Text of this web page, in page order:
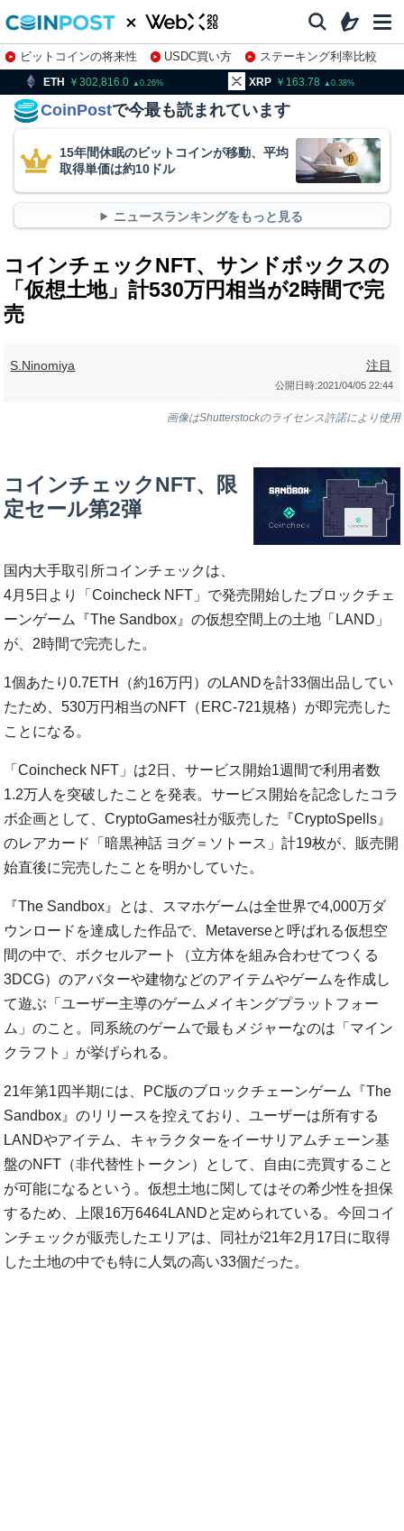
ビットコインの将来性 USDC買い方
ステーキング利率比較
株特集・関連銘柄
0.26 163.78 0.38
CoinPostで今最も読まれています
15年間休眠のビットコインが移動、平均
取得単価は約10ドル
ニュースランキングをもっと見る
コインチェックNFT、サンドボックスの
「仮想土地」計530万円相当が2時間で完
売
S.Ninomiya 注目
公開日時:2021/04/05 22:44
画像はShutterstockのライセンス許諾により使用
コインチェックNFT、限
定セール第2弾
国内大手取引所コインチェックは、
4月5日より「Coincheck NFT」で発売開始したブロックチェ
ーンゲーム『The Sandbox』の仮想空間上の土地「LAND」
が、2時間で完売した。
1個あたり0.7ETH（約16万円）のLANDを計33個出品してい
たため、530万円相当のNFT（ERC-721規格）が即完売した
ことになる。
「Coincheck NFT」は2日、サービス開始1週間で利用者数
1.2万人を突破したことを発表。サービス開始を記念したコラ
ボ企画として、CryptoGames社が販売した『CryptoSpells』
のレアカード「暗黒神話 ヨグ＝ソトース」計19枚が、販売開
始直後に完売したことを明かしていた。
『The Sandbox』とは、スマホゲームは全世界で4,000万ダ
ウンロードを達成した作品で、Metaverseと呼ばれる仮想空
間の中で、ボクセルアート（立方体を組み合わせてつくる
3DCG）のアバターや建物などのアイテムやゲームを作成し
て遊ぶ「ユーザー主導のゲームメイキングプラットフォー
ム」のこと。同系統のゲームで最もメジャーなのは「マイン
クラフト」が挙げられる。
21年第1四半期には、PC版のブロックチェーンゲーム『The
Sandbox』のリリースを控えており、ユーザーは所有する
LANDやアイテム、キャラクターをイーサリアムチェーン基
盤のNFT（非代替性トークン）として、自由に売買すること
が可能になるという。仮想土地に関してはその希少性を担保
するため、上限16万6464LANDと定められている。今回コイ
ンチェックが販売したエリアは、同社が21年2月17日に取得
した土地の中でも特に人気の高い33個だった。